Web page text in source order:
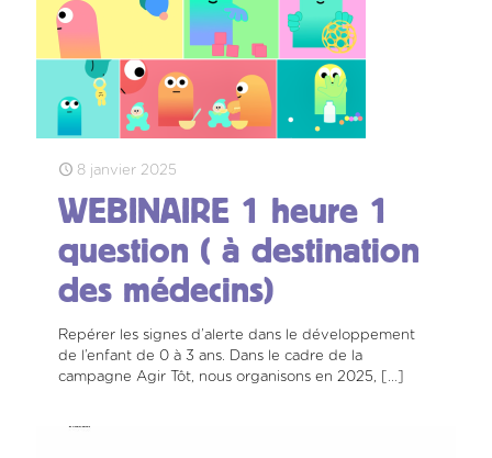
8 janvier 2025
WEBINAIRE 1 heure 1
question ( à destination
des médecins)
Repérer les signes d’alerte dans le développement
de l’enfant de 0 à 3 ans. Dans le cadre de la
campagne Agir Tôt, nous organisons en 2025,